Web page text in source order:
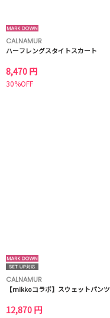
CALNAMUR
ハーフレングスタイトスカート
8,470 円
30%OFF
CALNAMUR
【mikkoコラボ】スウェットパンツ
12,870 円